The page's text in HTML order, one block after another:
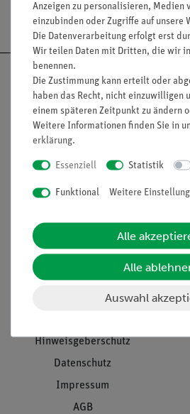
Versandkostenfrei
Nach oben
Informationen
Projekte und Lösungen
Stellenangebote
Hinweisgeberschutz
Datenschutz
Impressum
AGB
Anzeigen zu personalisieren, Medien
einzubinden oder Zugriffe auf unsere
Die Datenverarbeitung erfolgt erst
Wir teilen Daten mit Dritten, die wir
benennen.
Die Zustimmung kann erteilt oder
haben das Recht, nicht einzuwilligen
einem späteren Zeitpunkt zu ändern
Weitere Informationen finden Sie in
erklärung.
Essenziell Statistik
Funktional Weitere
Alle
Alle
Auswahl